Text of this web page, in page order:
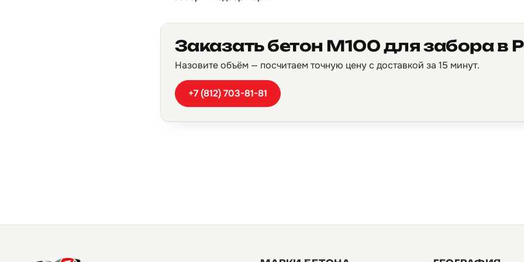
Заказать бетон М100 для забора в
Назовите объём — посчитаем точную цену с доставкой за 15 минут.
+7 (812) 703-81-81